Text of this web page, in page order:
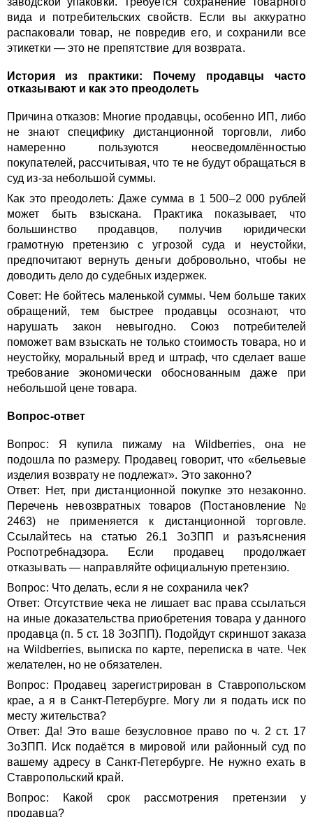
вида и потребительских свойств. Если вы аккуратно
распаковали товар, не повредив его, и сохранили все
этикетки — это не препятствие для возврата.
История из практики: Почему продавцы часто
отказывают и как это преодолеть
Причина отказов: Многие продавцы, особенно ИП, либо
не знают специфику дистанционной торговли, либо
намеренно пользуются неосведомлённостью
покупателей, рассчитывая, что те не будут обращаться в
суд из-за небольшой суммы.
Как это преодолеть: Даже сумма в 1 500–2 000 рублей
может быть взыскана. Практика показывает, что
большинство продавцов, получив юридически
грамотную претензию с угрозой суда и неустойки,
предпочитают вернуть деньги добровольно, чтобы не
доводить дело до судебных издержек.
Совет: Не бойтесь маленькой суммы. Чем больше таких
обращений, тем быстрее продавцы осознают, что
нарушать закон невыгодно. Союз потребителей
поможет вам взыскать не только стоимость товара, но и
неустойку, моральный вред и штраф, что сделает ваше
требование экономически обоснованным даже при
небольшой цене товара.
Вопрос-ответ
Вопрос: Я купила пижаму на Wildberries, она не
подошла по размеру. Продавец говорит, что «бельевые
изделия возврату не подлежат». Это законно?
Ответ: Нет, при дистанционной покупке это незаконно.
Перечень невозвратных товаров (Постановление №
2463) не применяется к дистанционной торговле.
Ссылайтесь на статью 26.1 ЗоЗПП и разъяснения
Роспотребнадзора. Если продавец продолжает
отказывать — направляйте официальную претензию.
Вопрос: Что делать, если я не сохранила чек?
Ответ: Отсутствие чека не лишает вас права ссылаться
на иные доказательства приобретения товара у данного
продавца (п. 5 ст. 18 ЗоЗПП). Подойдут скриншот заказа
на Wildberries, выписка по карте, переписка в чате. Чек
желателен, но не обязателен.
Вопрос: Продавец зарегистрирован в Ставропольском
крае, а я в Санкт-Петербурге. Могу ли я подать иск по
месту жительства?
Ответ: Да! Это ваше безусловное право по ч. 2 ст. 17
ЗоЗПП. Иск подаётся в мировой или районный суд по
вашему адресу в Санкт-Петербурге. Не нужно ехать в
Ставропольский край.
Вопрос: Какой срок рассмотрения претензии у
продавца?